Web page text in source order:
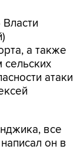
Власти
а также
атаки
все
он в